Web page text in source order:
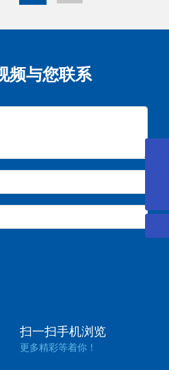
频与您联系
扫一扫手机浏览
更多精彩等着你！